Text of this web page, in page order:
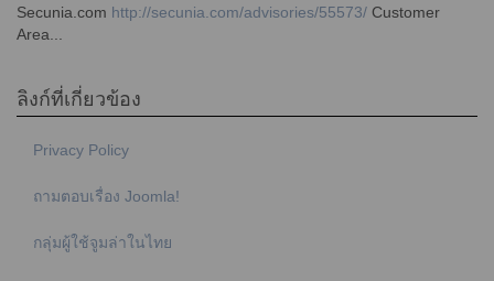
Secunia.com http://secunia.com/advisories/55573/ Customer
Area...
ลิงก์ที่เกี่ยวข้อง
Privacy Policy
ถามตอบเรื่อง Joomla!
กลุ่มผู้ใช้จูมล่าในไทย